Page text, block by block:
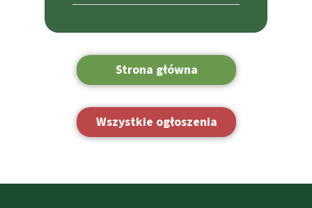
Wszystkie ogłoszenia
Strona główna